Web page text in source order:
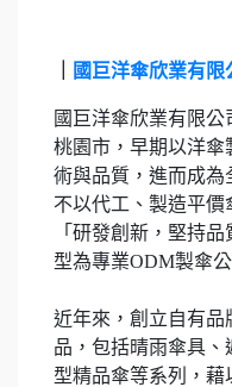
國巨洋傘欣業有限
國巨洋傘欣業有限
桃園市，早期以洋傘
術與品質，進而成為
不以代工、製造平
「研發創新，堅持
型為專業ODM製傘公
近年來，創立自有品
品，包括晴雨傘具
型精品傘等系列，